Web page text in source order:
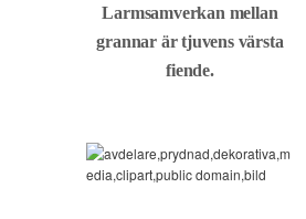
Larmsamverkan mellan
grannar är tjuvens värsta
fiende.